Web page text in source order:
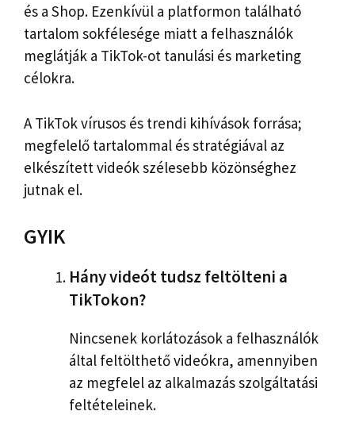
és a Shop. Ezenkívül a platformon található
tartalom sokfélesége miatt a felhasználók
meglátják a TikTok-ot tanulási és marketing
célokra.
A TikTok vírusos és trendi kihívások forrása;
megfelelő tartalommal és stratégiával az
elkészített videók szélesebb közönséghez
jutnak el.
GYIK
Hány videót tudsz feltölteni a
TikTokon?
Nincsenek korlátozások a felhasználók
által feltölthető videókra, amennyiben
az megfelel az alkalmazás szolgáltatási
feltételeinek.